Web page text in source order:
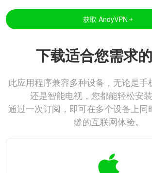
获取 AndyVPN
下载适合您需求
此应用程序兼容多种设备，无论是手
还是智能电视，您都能轻松安装
通过一次订阅，即可在多个设备上同
缝的互联网体验。